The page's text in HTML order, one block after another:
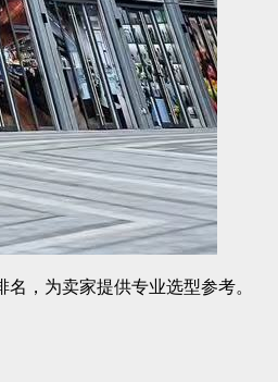
，为卖家提供专业选型参考。